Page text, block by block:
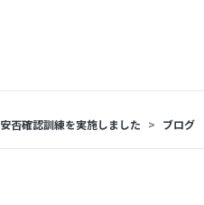
安否確認訓練を実施しました ブログ